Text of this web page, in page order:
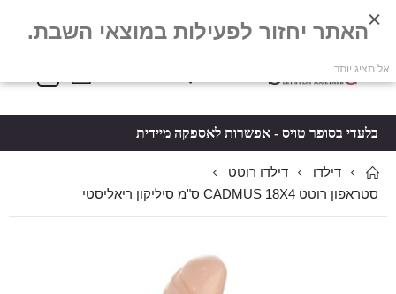
Toggle
סל קניות
בלעדי בסופר טויס - אפשרות לאספקה מיידית
דילדו
דילדו רוטט
סטראפון רוטט CADMUS 18X4 ס"מ סיליקון ריאליסטי
האתר יחזור לפעילות במוצאי השבת.
אל תציג יותר